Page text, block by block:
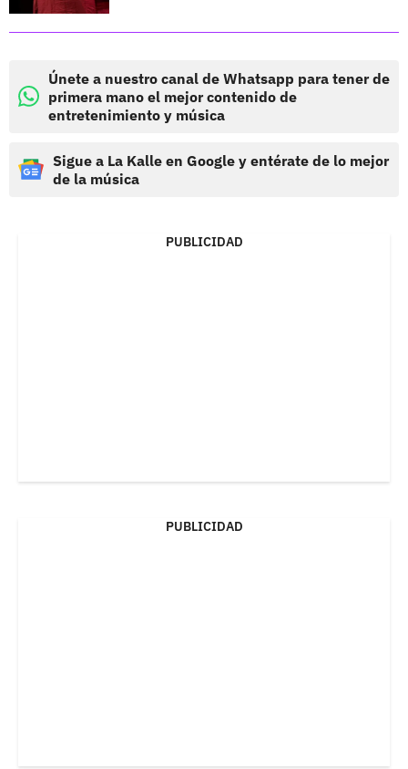
Únete a nuestro canal de Whatsapp para tener de
primera mano el mejor contenido de
entretenimiento y música
Sigue a La Kalle en Google y entérate de lo mejor
de la música
PUBLICIDAD
PUBLICIDAD